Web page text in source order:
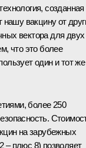
созданная
нашу вакцину от
вектора для двух
что это более
один и тот же
более 250
на зарубежных
– плюс 8) позволяет